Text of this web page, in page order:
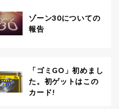
ゾーン30についての
報告
「ゴミGO」初めまし
た。初ゲットはこの
カード!